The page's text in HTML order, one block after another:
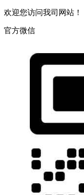
欢迎您访问我司网站！
官方微信